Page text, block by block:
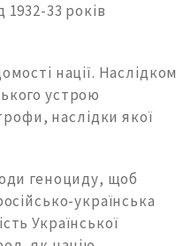
33 років
нації. Наслідком
устрою
наслідки якої
геноциду, щоб
українська
Української